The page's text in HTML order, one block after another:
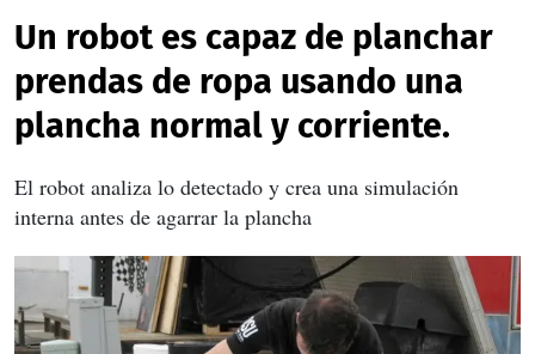
Un robot es capaz de planchar
prendas de ropa usando una
plancha normal y corriente.
El robot analiza lo detectado y crea una simulación
interna antes de agarrar la plancha